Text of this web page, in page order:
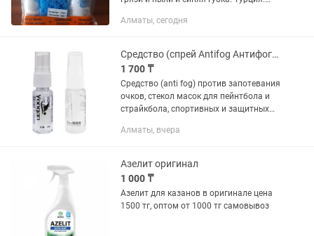
материалов.
Алматы, сегодня
Средство (спрей Antifog Антифог) против запотевания, 20мл
1 700 ₸
Средство (anti fog) против запотевания
очков, стекол масок для пейнтбола и
страйкбола, спортивных и защитных
другого. Средство в исполнении —
Алматы, вчера
Азелит оригинал
1 000 ₸
Азелит для казанов в оригинале цена
1500 тг, оптом от 1000 тг самовывоз